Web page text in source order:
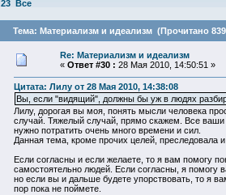
23 Все
Тема: Материализм и идеализм (Прочитано
Re: Материализм и идеализм
« Ответ #30 : 28 Мая 2010, 14:50:51 »
Цитата: Лилу от 28 Мая 2010, 14:38:08
Вы, если "видящий", должны бы уж в людях
Лилу, дорогая вы моя, понять мысли человека
случай. Тяжелый случай, прямо скажем. Все
нужно потратить очень много времени и сил.
Данная тема, кроме прочих целей,
Если согласны и если желаете, то я вам помогу
самостоятельно людей. Если согласны, я
но если вы и дальше будете упорствовать, то я
пор пока не поймете.